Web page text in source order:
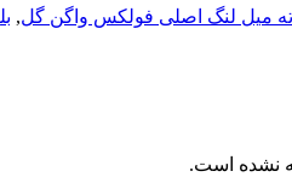
ته میل لنگ اصلی فولکس واگن گل,
نشده است.